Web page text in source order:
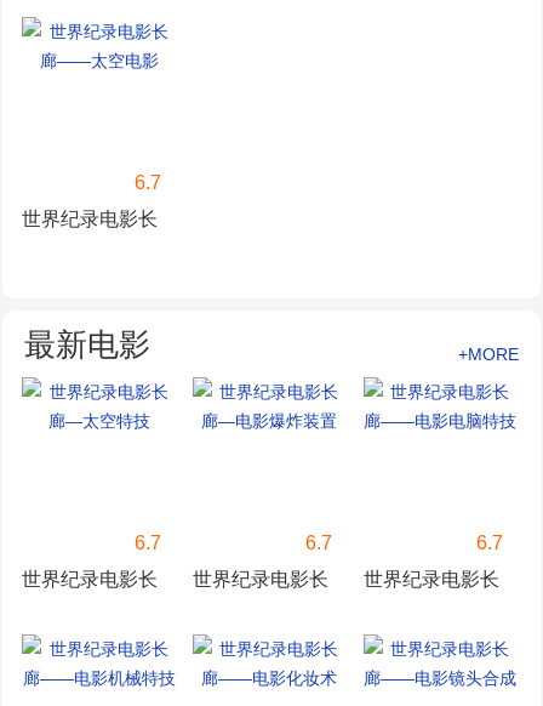
6.7
世界纪录电影长
最新电影 +MORE
6.7
世界纪录电影长
6.7
世界纪录电影长
置
6.7
世界纪录电影长
特技